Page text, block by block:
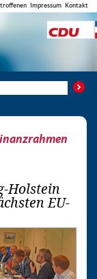
Impressum Kontakt
Holstein
EU-